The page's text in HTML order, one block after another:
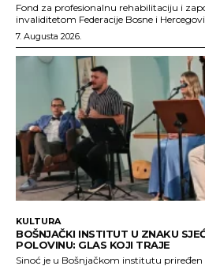
Fond za profesionalnu rehabilitaciju i
invaliditetom Federacije Bosne i
7. Augusta 2026.
KULTURA
BOŠNJAČKI INSTITUT U ZNAKU
POLOVINU: GLAS KOJI TRAJE
Sinoć je u Bošnjačkom institutu